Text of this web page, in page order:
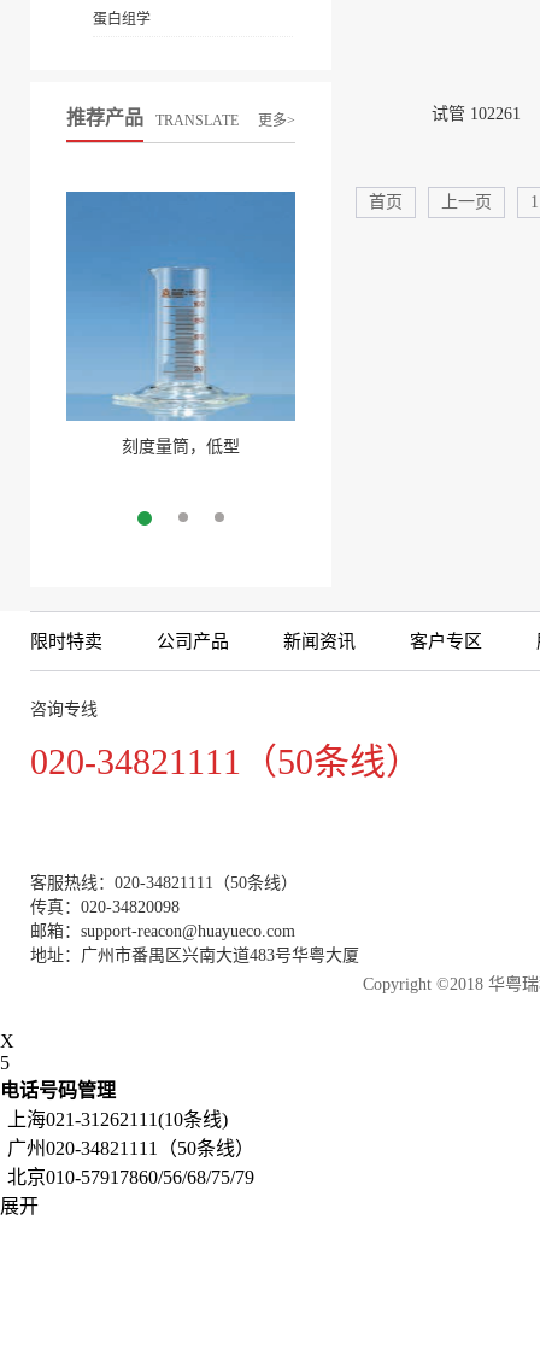
蛋白组学
推荐产品 TRANSLATE 更多>
刻度量筒，低型
试管 102261
首页 上一页 1
限时特卖 公司产品 新闻资讯 客户专区
咨询专线
020-34821111（50条线）
客服热线：020-34821111（50条线）
传真：020-34820098
邮箱：support-reacon@huayueco.com
地址：广州市番禺区兴南大道483号华粤大厦
Copyright ©2018 华粤
X
5
电话号码管理
上海021-31262111(10条线)
广州020-34821111（50条线）
北京010-57917860/56/68/75/79
展开